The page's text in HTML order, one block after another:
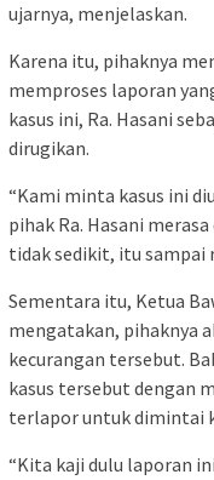
ujarnya, menjelaskan.
Karena itu, pihaknya
memproses laporan
kasus ini, Ra. Hasani
dirugikan.
“Kami minta kasus ini
pihak Ra. Hasani
tidak sedikit, itu sampai
Sementara itu, Ketua
mengatakan, pihaknya
kecurangan tersebut.
kasus tersebut dengan
terlapor untuk dimintai
“Kita kaji dulu laporan